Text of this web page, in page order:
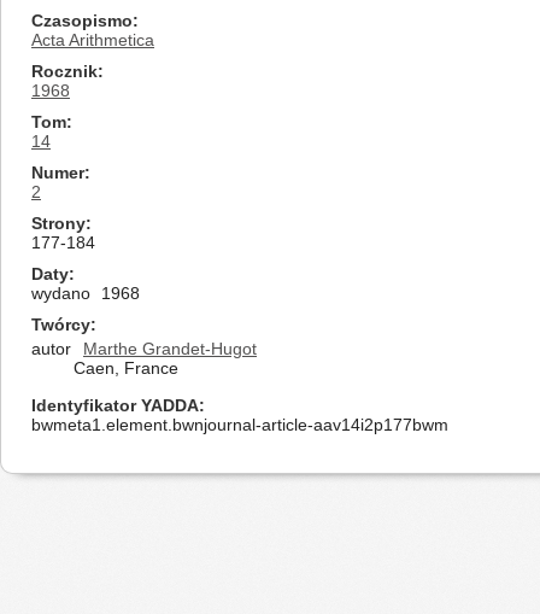
Czasopismo
Acta Arithmetica
Rocznik
1968
Tom
14
Numer
2
Strony
177-184
Daty
wydano
1968
Twórcy
autor
Marthe Grandet-Hugot
Caen, France
Identyfikator YADDA
bwmeta1.element.bwnjournal-article-aav14i2p177bwm